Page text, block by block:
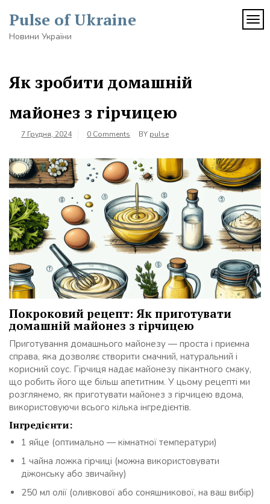
content
Pulse of Ukraine
Новини України
Як зробити домашній
майонез з гірчицею
7 Грудня, 2024 0 Comments BY pulse
Покроковий рецепт: Як приготувати
домашній майонез з гірчицею
Приготування домашнього майонезу — проста і приємна
справа, яка дозволяє створити смачний, натуральний і
корисний соус. Гірчиця надає майонезу пікантного смаку,
що робить його ще більш апетитним. У цьому рецепті ми
розглянемо, як приготувати майонез з гірчицею вдома,
використовуючи всього кілька інгредієнтів.
Інгредієнти:
1 яйце (оптимально — кімнатної температури)
1 чайна ложка гірчиці (можна використовувати
діжонську або звичайну)
250 мл олії (оливкової або соняшникової, на ваш вибір)